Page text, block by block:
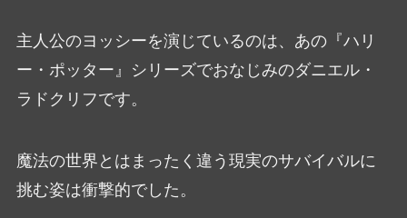
主人公のヨッシーを演じているのは、あの『ハリ
ー・ポッター』シリーズでおなじみのダニエル・
ラドクリフです。
魔法の世界とはまったく違う現実のサバイバルに
挑む姿は衝撃的でした。